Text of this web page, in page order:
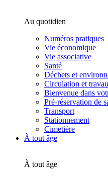
Au quotidien
Numéros pratiques
Vie économique
Vie associative
Santé
Déchets et
Circulation et
Bienvenue dans
Pré-réservation de
Transport
Stationnement
Cimetière
À tout âge
À tout âge